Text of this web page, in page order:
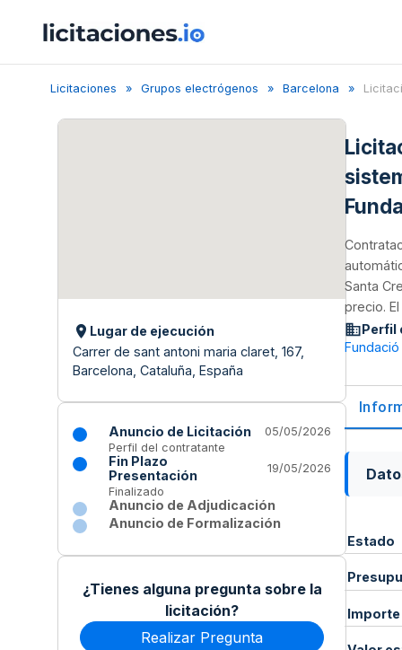
Licitaciones Grupos electrógenos Barcelona
Lugar de ejecución
Carrer de sant antoni maria claret, 167,
Barcelona, Cataluña, España
Anuncio de Licitación
05/05/2026
Perfil del contratante
Fin Plazo
Presentación
19/05/2026
Finalizado
Anuncio de Adjudicación
Anuncio de Formalización
¿Tienes alguna pregunta sobre la
licitación?
Realizar Pregunta
Santa
precio.
Perfil
Estado